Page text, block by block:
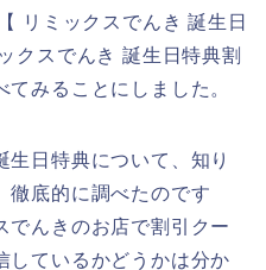
リミックスでんき 誕生日
クスでんき 誕生日特典割
みることにしました。
生日特典について、知り
徹底的に調べたのです
でんきのお店で割引クー
しているかどうかは分か